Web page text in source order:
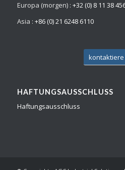
Europa (morgen) : +32 (0) 8 11 38
Asia : +86 (0) 21 6248 6110
kontaktiere
HAFTUNGSAUSSCHLUSS
Haftungsausschluss